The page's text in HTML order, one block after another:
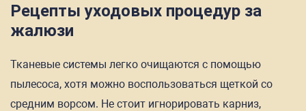
Рецепты уходовых процедур за
жалюзи
Тканевые системы легко очищаются с помощью
пылесоса, хотя можно воспользоваться щеткой со
средним ворсом. Не стоит игнорировать карниз,